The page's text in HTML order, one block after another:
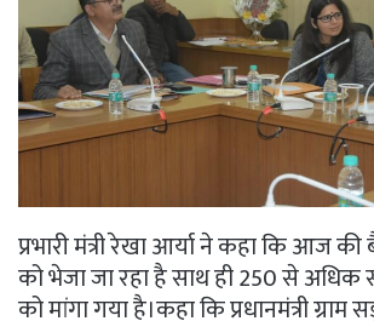
प्रभारी मंत्री रेखा आर्या ने कहा कि आज की
को भेजा जा रहा है साथ ही 250 से अधिक
को मांगा गया है।कहा कि प्रधानमंत्री